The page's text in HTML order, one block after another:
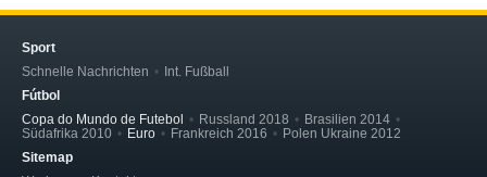
Sport
Schnelle Nachrichten
Int. Fußball
Fútbol
Copa do Mundo de Futebol
Russland 2018
Brasilien 2014
Südafrika 2010
Euro Frankreich 2016
Polen Ukraine 2012
Sitemap